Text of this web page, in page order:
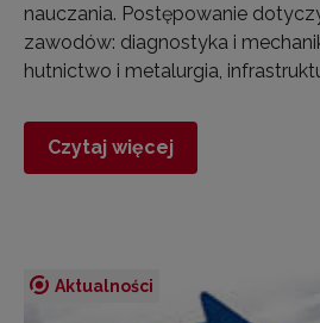
nauczania. Postępowanie
zawodów: diagnostyka i
hutnictwo i metalurgia,
Czytaj więcej
Aktualności